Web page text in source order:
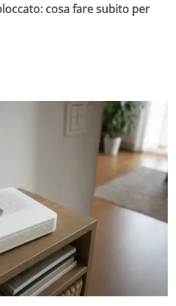
cosa fare subito per